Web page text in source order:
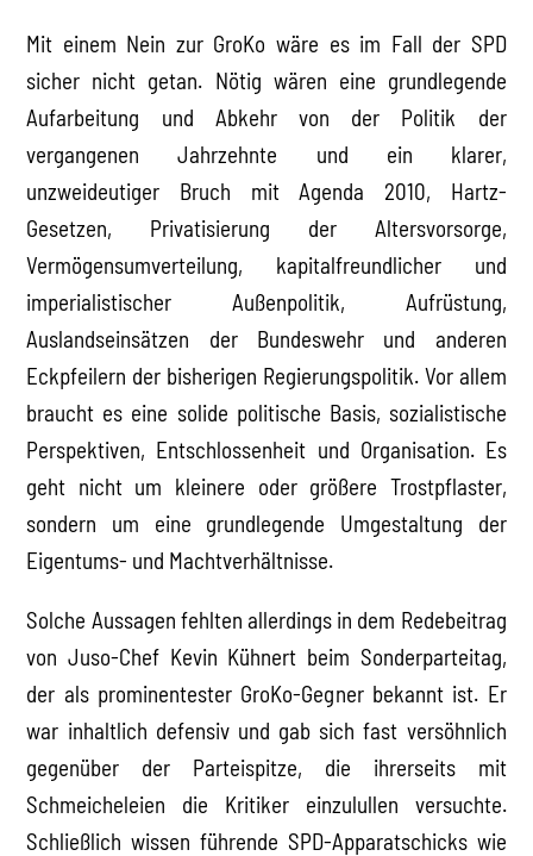
Mit einem Nein zur GroKo wäre es im Fall der SPD
sicher nicht getan. Nötig wären eine grundlegende
Aufarbeitung und Abkehr von der Politik der
vergangenen Jahrzehnte und ein klarer,
unzweideutiger Bruch mit Agenda 2010, Hartz-
Gesetzen, Privatisierung der Altersvorsorge,
Vermögensumverteilung, kapitalfreundlicher und
imperialistischer Außenpolitik, Aufrüstung,
Auslandseinsätzen der Bundeswehr und anderen
Eckpfeilern der bisherigen Regierungspolitik. Vor allem
braucht es eine solide politische Basis, sozialistische
Perspektiven, Entschlossenheit und Organisation. Es
geht nicht um kleinere oder größere Trostpflaster,
sondern um eine grundlegende Umgestaltung der
Eigentums- und Machtverhältnisse.
Solche Aussagen fehlten allerdings in dem Redebeitrag
von Juso-Chef Kevin Kühnert beim Sonderparteitag,
der als prominentester GroKo-Gegner bekannt ist. Er
war inhaltlich defensiv und gab sich fast versöhnlich
gegenüber der Parteispitze, die ihrerseits mit
Schmeicheleien die Kritiker einzulullen versuchte.
Schließlich wissen führende SPD-Apparatschicks wie